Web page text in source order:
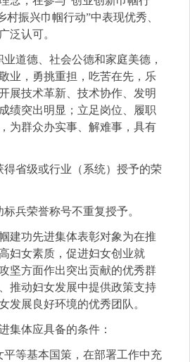
村振兴巾帼行动”中表现优秀、
泛认可。
道德、社会公德和家庭美德，
业，勇挑重担，吃苦在先，乐
展技术革新、技术协作、发明
绩突出明显；立足岗位、履职
为群众办实事、解难事，具有
得省级或行业（系统）授予的荣
兵荣誉称号不重复授予。
建功先进集体表彰对象为在推
妇女素质，促进妇女创业就
坚方面作出突出贡献的优秀群
推动妇女发展中提供政策支持
发展良好环境的优秀团队。
集体应具备的条件：
平等基本国策，在部署工作中充